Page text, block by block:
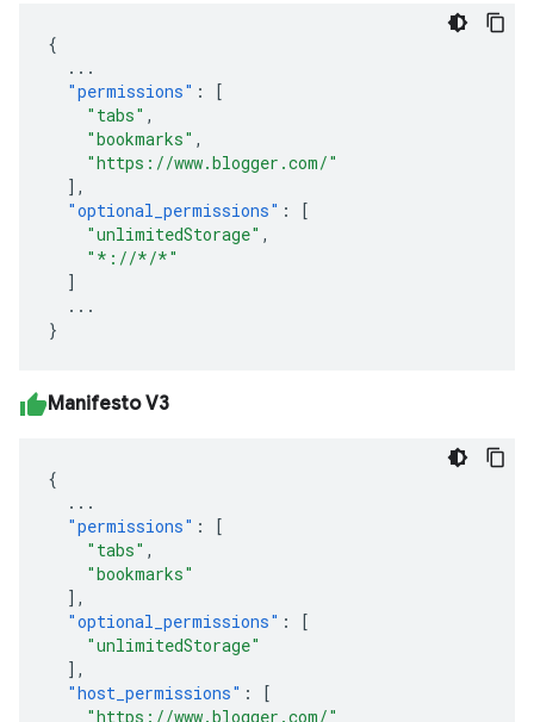
{
...
"permissions" :
[
"tabs" ,
"bookmarks" ,
"https://www.blogger.com/"
],
"optional_permissions" :
[
"unlimitedStorage" ,
"*://*/*"
]
...
}
Manifesto V3
{
...
"permissions" :
[
"tabs" ,
"bookmarks"
],
"optional_permissions" :
[
"unlimitedStorage"
],
"host_permissions" :
[
"https://www.blogger.com/"